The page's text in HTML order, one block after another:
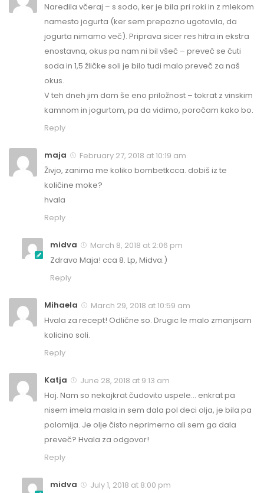
Naredila včeraj – s sodo, ker je bila pri roki in z mlekom
namesto jogurta (ker sem prepozno ugotovila, da
jogurta nimamo več). Priprava sicer res hitra in ekstra
enostavna, okus pa nam ni bil všeč – preveč se čuti
soda in 1,5 žličke soli je bilo tudi malo preveč za naš
okus.
V teh dneh jim dam še eno priložnost – tokrat z vinskim
kamnom in jogurtom, pa da vidimo, poročam kako bo.
Reply
maja
February 27, 2018 at 10:19 am
Živjo, zanima me koliko bombetkcca. dobiš iz te
količine moke?
hvala
Reply
midva
March 8, 2018 at 2:06 pm
Zdravo Maja! cca 8. Lp, Midva:)
Reply
Mihaela
March 29, 2018 at 10:59 am
Hvala za recept! Odlične so. Drugic le malo zmanjsam
kolicino soli.
Reply
Katja
June 28, 2018 at 9:13 am
Hoj. Nam so nekajkrat čudovito uspele… enkrat pa
nisem imela masla in sem dala pol deci olja, je bila pa
polomija. Je olje čisto neprimerno ali sem ga dala
preveč? Hvala za odgovor!
Reply
midva
July 1, 2018 at 8:00 pm